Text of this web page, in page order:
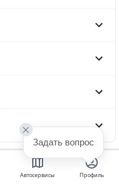
Автосервисы Профиль
Задать вопрос